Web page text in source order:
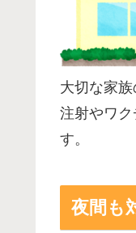
大切な家
注射やワ
す。
夜間も